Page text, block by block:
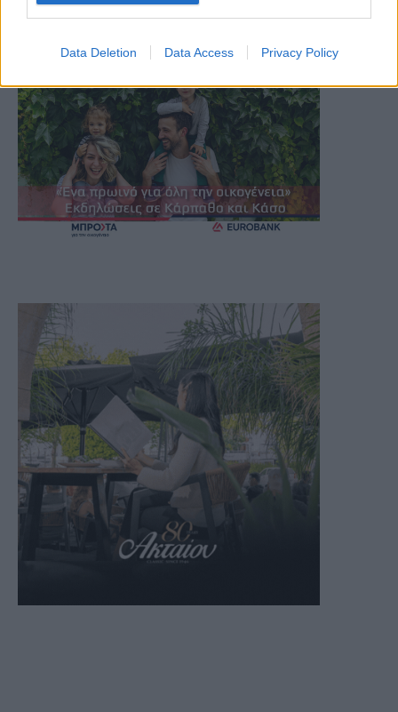
Data Deletion Data Access Privacy Policy